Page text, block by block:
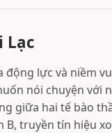
Lạc
lực và niềm
nói chuyện với
giữa hai tế bào
truyền tín hiệu